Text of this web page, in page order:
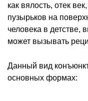
как вялость, отек
пузырьков на
человека в детстве,
может вызывать
Данный вид
основных формах: